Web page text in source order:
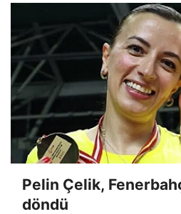
Pelin Çelik,
döndü